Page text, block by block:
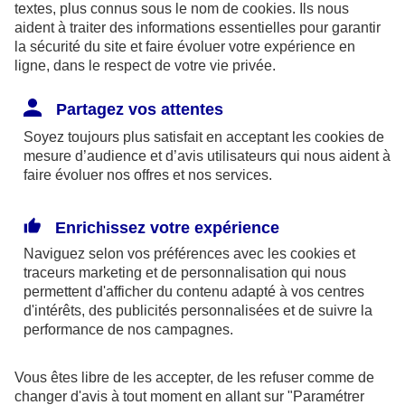
sont de 1,875 % du bénéfice imposable limité à 8
fois le PASS ou si plus favorable, 2,5 % du PASS.
Madelin,
(sauf quelques cas exceptionnels) et la sortie se fait
obligatoirementen rente(sauf exceptions).
En outre, à la retraite, la rente perçue chaque
année, sera imposable dans la catégorie des
pensions. Elle supporte également des
prélèvements sociaux aux taux en vigueur au jour
textes, plus connus sous le nom de cookies. Ils nous
aident à traiter des informations essentielles pour garantir
la sécurité du site et faire évoluer votre expérience en
ligne, dans le respect de votre vie privée.
Partagez vos attentes
Soyez toujours plus satisfait en acceptant les cookies de
mesure d’audience et d’avis utilisateurs qui nous aident à
faire évoluer nos offres et nos services.
Enrichissez votre expérience
Naviguez selon vos préférences avec les cookies et
traceurs marketing et de personnalisation qui nous
permettent d'afficher du contenu adapté à vos centres
d'intérêts, des publicités personnalisées et de suivre la
performance de nos campagnes.
Vous êtes libre de les accepter, de les refuser comme de
changer d'avis à tout moment en allant sur "Paramétrer